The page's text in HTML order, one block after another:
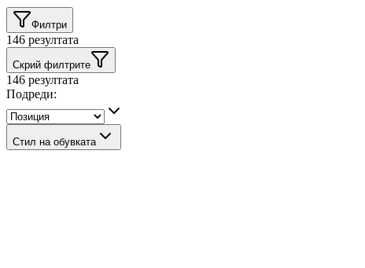
Филтри
146 резултата
Скрий филтрите
146 резултата
Подреди:
Стил на обувката